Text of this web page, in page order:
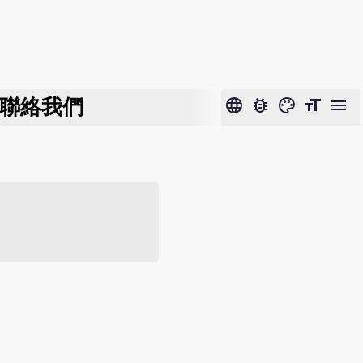
絡我們 language bug_report color_lens format_size menu